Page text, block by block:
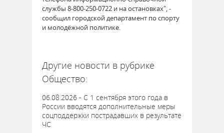
службы 8-800-250-0722 и на остановках", -
сообщил городской департамент по спорту
и молодёжной политике.
Другие новости в рубрике
Общество:
06.08.2026 - С 1 сентября этого года в
России вводятся дополнительные меры
соцподдержки пострадавших в результате
ЧС